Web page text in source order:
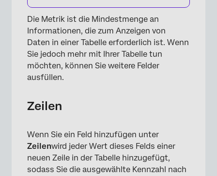
×
Die Metrik ist die Mindestmenge an
Informationen, die zum Anzeigen von
Daten in einer Tabelle erforderlich ist. Wenn
Sie jedoch mehr mit Ihrer Tabelle tun
möchten, können Sie weitere Felder
ausfüllen.
Zeilen
Wenn Sie ein Feld hinzufügen unter
Zeilenwird jeder Wert dieses Felds einer
neuen Zeile in der Tabelle hinzugefügt,
sodass Sie die ausgewählte Kennzahl nach